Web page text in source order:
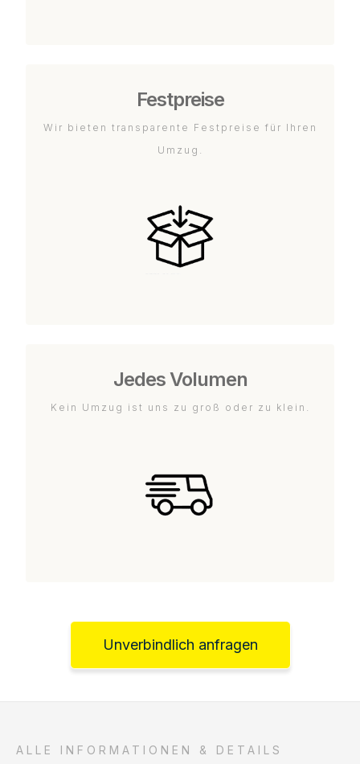
Festpreise
Wir bieten transparente Festpreise für Ihren
Umzug.
Jedes Volumen
Kein Umzug ist uns zu groß oder zu klein.
Unverbindlich anfragen
ALLE INFORMATIONEN & DETAILS